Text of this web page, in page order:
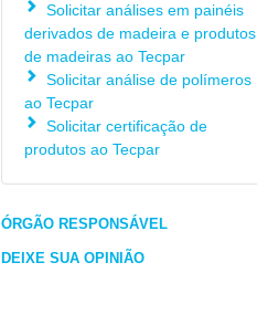
Solicitar análises em painéis
derivados de madeira e produtos
de madeiras ao Tecpar
Solicitar análise de polímeros
ao Tecpar
Solicitar certificação de
produtos ao Tecpar
ÓRGÃO RESPONSÁVEL
DEIXE SUA OPINIÃO